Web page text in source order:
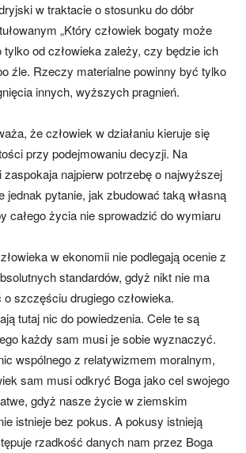
w traktacie o stosunku do dóbr
„Który człowiek bogaty może
tylko od człowieka zależy, czy będzie ich
źle. Rzeczy materialne powinny być tylko
innych, wyższych pragnień.
że człowiek w działaniu kieruje się
przy podejmowaniu decyzji. Na
zaspokaja najpierw potrzebę o najwyższej
jednak pytanie, jak zbudować taką własną
całego życia nie sprowadzić do wymiaru
w ekonomii nie podlegają ocenie z
standardów, gdyż nikt nie ma
szczęściu drugiego człowieka.
tutaj nic do powiedzenia. Cele te są
każdy sam musi je sobie wyznaczyć.
wspólnego z relatywizmem moralnym,
sam musi odkryć Boga jako cel swojego
gdyż nasze życie w ziemskim
istnieje bez pokus. A pokusy istnieją
rzadkość danych nam przez Boga